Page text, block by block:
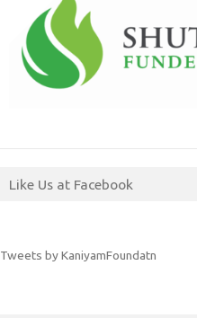
Like Us at Facebook
Tweets by KaniyamFoundatn